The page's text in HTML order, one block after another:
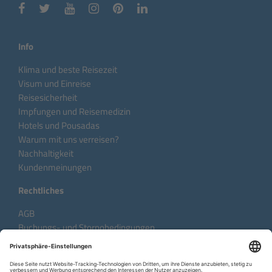
Info
Klima und beste Reisezeit
Visum und Einreise
Reisesicherheit
Impfungen und Reisemedizin
Hotels und Pousadas
Warum mit uns verreisen?
Nachhaltigkeit
Kundenmeinungen
Rechtliches
AGB
Buchungs- und Stornobedingungen
Datenschutzhinweise